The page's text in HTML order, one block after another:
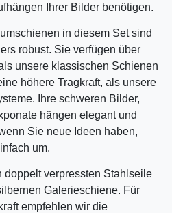
Ihrer Bilder benötigen.
in diesem Set sind
robust. Sie verfügen über
unsere klassischen Schienen
höhere Tragkraft, als unsere
Ihre schweren Bilder,
hängen elegant und
Sie neue Ideen haben,
um.
doppelt verpressten Stahlseile
Galerieschiene. Für
empfehlen wir die